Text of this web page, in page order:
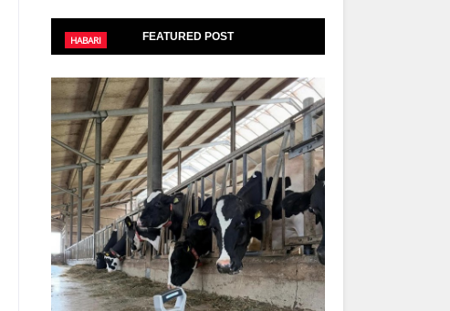
FEATURED POST
HABARI